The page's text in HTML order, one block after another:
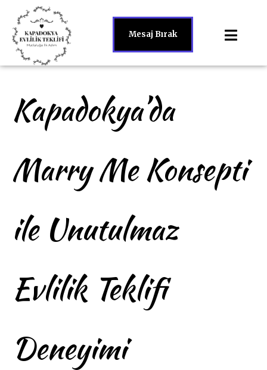
Mesaj Bırak
Kapadokya’da
Marry Me Konsepti
ile Unutulmaz
Evlilik Teklifi
Deneyimi